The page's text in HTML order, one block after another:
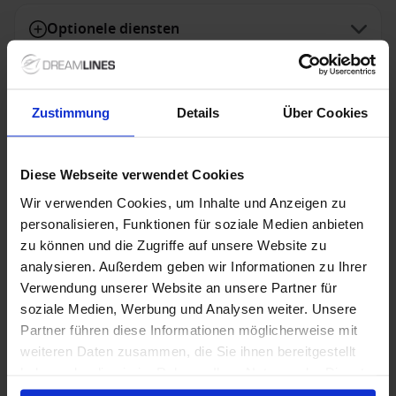
Zustimmung Details Über Cookies
Diese Webseite verwendet Cookies
Wir verwenden Cookies, um Inhalte und Anzeigen zu
personalisieren, Funktionen für soziale Medien anbieten
zu können und die Zugriffe auf unsere Website zu
analysieren. Außerdem geben wir Informationen zu Ihrer
Verwendung unserer Website an unsere Partner für
soziale Medien, Werbung und Analysen weiter. Unsere
Partner führen diese Informationen möglicherweise mit
weiteren Daten zusammen, die Sie ihnen bereitgestellt
gesammelt haben.
Optionele diensten
Speciale aanbiedingen
Premium All Inclusive inbegrepen
Met Premium All Inclusive van Mein Schiff zijn
premium dranken, restaurants, fooien, entertainment
en vele faciliteiten standaard inbegrepen. Zo geniet je
optimaal van jouw cruise, zonder onverwachte extra
kosten.